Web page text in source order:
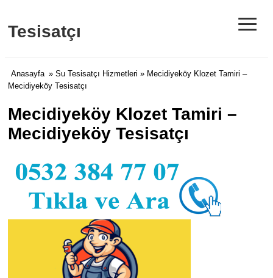
Tesisatçı ≡
Anasayfa » Su Tesisatçı Hizmetleri » Mecidiyeköy Klozet Tamiri –
Mecidiyeköy Tesisatçı
Mecidiyeköy Klozet Tamiri –
Mecidiyeköy Tesisatçı